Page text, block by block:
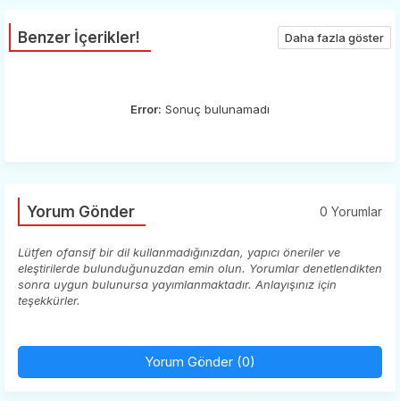
Benzer İçerikler! Daha fazla göster
Error: Sonuç bulunamadı
Yorum Gönder 0 Yorumlar
Lütfen ofansif bir dil kullanmadığınızdan, yapıcı öneriler ve
eleştirilerde bulunduğunuzdan emin olun. Yorumlar denetlendikten
sonra uygun bulunursa yayımlanmaktadır. Anlayışınız için
teşekkürler.
Yorum Gönder (0)